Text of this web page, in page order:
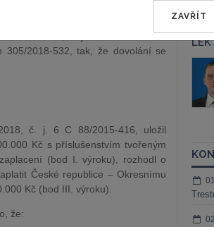
o zaplacení částky 20.000.000 Kč
sp. zn. 6 C 88/2015, o dovolání
ledna 2019, č. j. 21 Co 305/2018-
2018-532, tak, že dovolání se
č. j. 6 C 88/2015-416, uložil
Kč s příslušenstvím tvořeným
(bod I. výroku), rozhodl o
České republice – Okresnímu
Kč (bod III. výroku).
že:
ZAVŘÍT